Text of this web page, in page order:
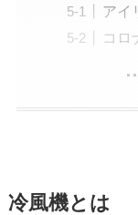
アイ
コ
冷風機とは